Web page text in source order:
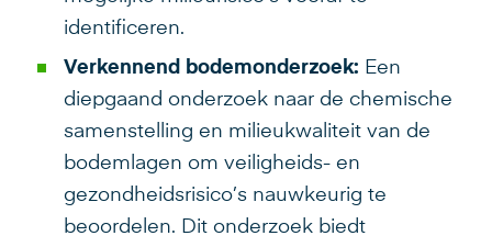
identificeren.
Verkennend bodemonderzoek: Een
diepgaand onderzoek naar de chemische
samenstelling en milieukwaliteit van de
bodemlagen om veiligheids- en
gezondheidsrisico’s nauwkeurig te
beoordelen. Dit onderzoek biedt